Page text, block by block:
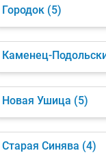
Городок (5)
Каменец-
Новая Ушица (5)
Старая Синява (4)